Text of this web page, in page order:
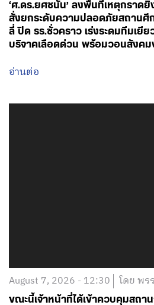
‘ศ.ดร.ยศชนัน’ ลงพื้นที่เหตุกราด
สั่งยกระดับความปลอดภัยสถานศึ
ลี่ ปิด รร.ชั่วคราว เร่งระดมทีมเยี
บริจาคเลือดด่วน พร้อมวอนสังคม
อ่านต่อ
August 7, 2026 - 12:30 โดย พร
ขณะนี้เจ้าหน้าที่ได้เข้าควบคุมสถ